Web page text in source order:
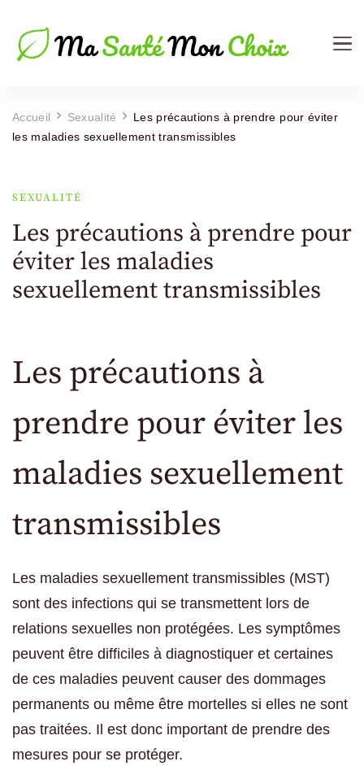
Accueil Sexualité
Les précautions à prendre pour éviter
les maladies sexuellement transmissibles
SEXUALITÉ
Les précautions à prendre pour
éviter les maladies
sexuellement transmissibles
Les précautions à
prendre pour éviter les
maladies sexuellement
transmissibles
Les maladies sexuellement transmissibles (MST)
sont des infections qui se transmettent lors de
relations sexuelles non protégées. Les symptômes
peuvent être difficiles à diagnostiquer et certaines
de ces maladies peuvent causer des dommages
permanents ou même être mortelles si elles ne sont
pas traitées. Il est donc important de prendre des
mesures pour se protéger.